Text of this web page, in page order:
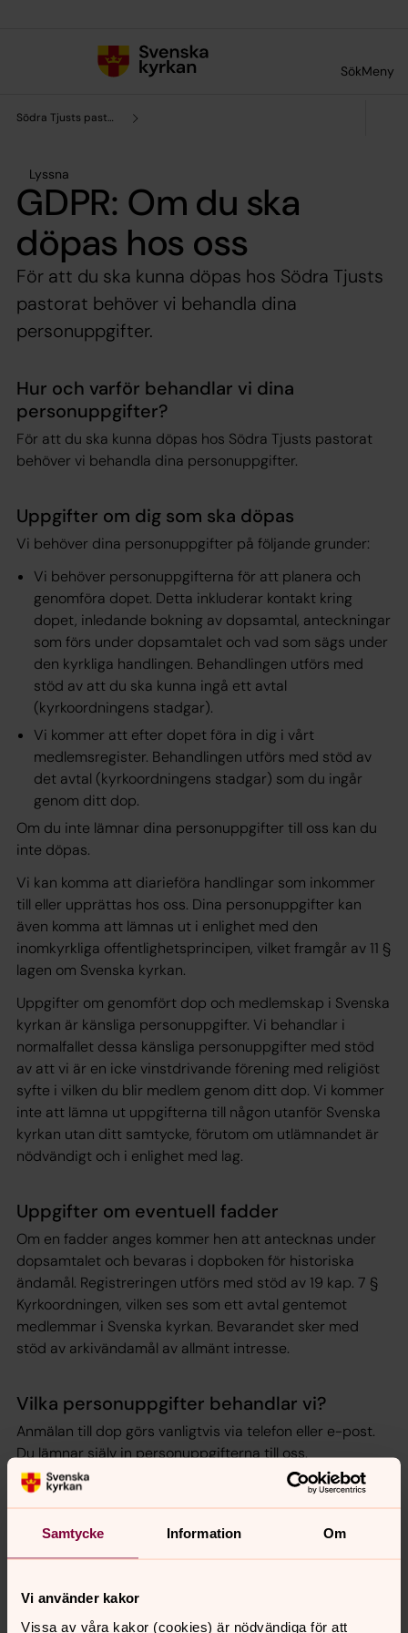
Samtycke Information Om
Vi använder kakor
Vissa av våra kakor (cookies) är nödvändiga för att
SökMeny
Södra Tjusts pastorat
Lyssna
GDPR: Om du ska
döpas hos oss
För att du ska kunna döpas hos Södra Tjusts
pastorat behöver vi behandla dina
personuppgifter.
Hur och varför behandlar vi dina
personuppgifter?
För att du ska kunna döpas hos Södra Tjusts pastorat
behöver vi behandla dina personuppgifter.
Uppgifter om dig som ska döpas
Vi behöver dina personuppgifter på följande grunder:
Vi behöver personuppgifterna för att planera och
genomföra dopet. Detta inkluderar kontakt kring
dopet, inledande bokning av dopsamtal, anteckningar
som förs under dopsamtalet och vad som sägs under
den kyrkliga handlingen. Behandlingen utförs med
stöd av att du ska kunna ingå ett avtal
(kyrkoordningens stadgar).
Vi kommer att efter dopet föra in dig i vårt
medlemsregister. Behandlingen utförs med stöd av
det avtal (kyrkoordningens stadgar) som du ingår
genom ditt dop.
Om du inte lämnar dina personuppgifter till oss kan du
inte döpas.
Vi kan komma att diarieföra handlingar som inkommer
till eller upprättas hos oss. Dina personuppgifter kan
även komma att lämnas ut i enlighet med den
inomkyrkliga offentlighetsprincipen, vilket framgår av 11 §
lagen om Svenska kyrkan.
Uppgifter om genomfört dop och medlemskap i Svenska
kyrkan är känsliga personuppgifter. Vi behandlar i
normalfallet dessa känsliga personuppgifter med stöd
av att vi är en icke vinstdrivande förening med religiöst
syfte i vilken du blir medlem genom ditt dop. Vi kommer
inte att lämna ut uppgifterna till någon utanför Svenska
kyrkan utan ditt samtycke, förutom om utlämnandet är
nödvändigt och i enlighet med lag.
Uppgifter om eventuell fadder
Om en fadder anges kommer hen att antecknas under
dopsamtalet och bevaras i dopboken för historiska
ändamål. Registreringen utförs med stöd av 19 kap. 7 §
Kyrkoordningen, vilken ses som ett avtal gentemot
medlemmar i Svenska kyrkan. Bevarandet sker med
stöd av arkivändamål av allmänt intresse.
Vilka personuppgifter behandlar vi?
Anmälan till dop görs vanligtvis via telefon eller e-post.
Du lämnar själv in personuppgifterna till oss.
För dig som ska döpas rör det sig vanligtvis om namn,
personnummer, telefonnummer, e-postadress, adress,
datum för dop och namn på eventuell fadder.
För eventuell fadder rör det sig om fadderns namn och